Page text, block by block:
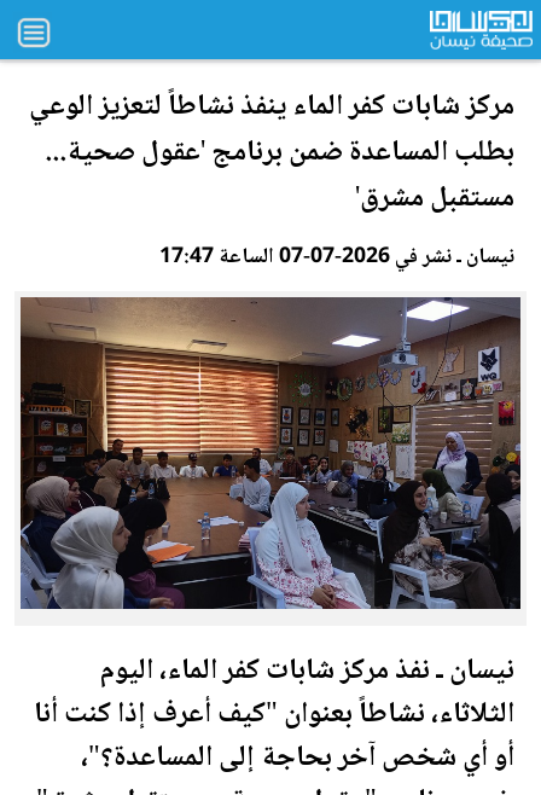
مركز شاباتكفر الماءينفذ نشاطاً لتعزيز الوعي
بطلب المساعدة ضمن برنامج 'عقول صحية...
مستقبل مشرق'
نيسان ـ نشر في 2026-07-07 الساعة 17:47
نيسان ـ نفذ مركز شاباتكفر الماء، اليوم
الثلاثاء، نشاطاً بعنوان "كيف أعرف إذا كنت أنا
أو أي شخص آخر بحاجة إلى المساعدة؟"،